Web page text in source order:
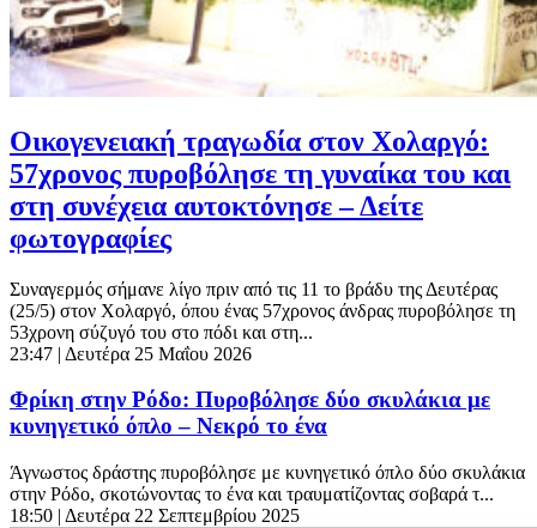
Οικογενειακή τραγωδία στον Χολαργό:
57χρονος πυροβόλησε τη γυναίκα του και
στη συνέχεια αυτοκτόνησε – Δείτε
φωτογραφίες
Συναγερμός σήμανε λίγο πριν από τις 11 το βράδυ της Δευτέρας
(25/5) στον Χολαργό, όπου ένας 57χρονος άνδρας πυροβόλησε τη
53χρονη σύζυγό του στο πόδι και στη...
23:47 | Δευτέρα 25 Μαΐου 2026
Φρίκη στην Ρόδο: Πυροβόλησε δύο σκυλάκια με
κυνηγετικό όπλο – Νεκρό το ένα
Άγνωστος δράστης πυροβόλησε με κυνηγετικό όπλο δύο σκυλάκια
στην Ρόδο, σκοτώνοντας το ένα και τραυματίζοντας σοβαρά τ...
18:50 | Δευτέρα 22 Σεπτεμβρίου 2025